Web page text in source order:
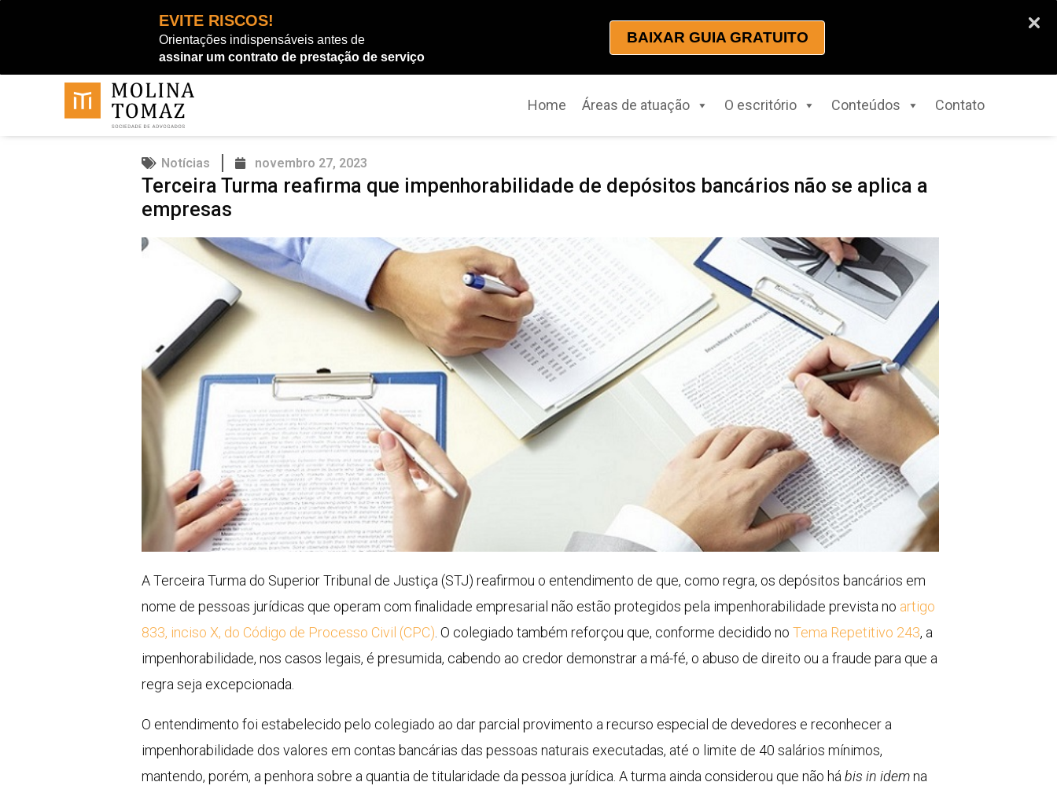
EVITE RISCOS!
Orientações indispensáveis antes de
assinar um contrato de prestação de serviço
BAIXAR GUIA GRATUITO
conteúdo
Home Áreas de atuação O escritório Conteúdos Contato
Notícias novembro 27, 2023
Terceira Turma reafirma que impenhorabilidade de depósitos bancários não se aplica a
empresas
​A Terceira Turma do Superior Tribunal de Justiça (STJ) reafirmou o entendimento de que, como regra, os depósitos bancários em
nome de pessoas jurídicas que operam com finalidade empresarial não estão protegidos pela impenhorabilidade prevista no artigo
833, inciso X, do Código de Processo Civil (CPC). O colegiado também reforçou que, conforme decidido no Tema Repetitivo 243, a
impenhorabilidade, nos casos legais, é presumida, cabendo ao credor demonstrar a má-fé, o abuso de direito ou a fraude para que a
regra seja excepcionada.
O entendimento foi estabelecido pelo colegiado ao dar parcial provimento arecurso especial de devedores e reconhecer a
impenhorabilidade dos valores em contas bancárias das pessoas naturais executadas, até o limite de 40 salários mínimos,
mantendo, porém, a penhora sobre a quantia de titularidade da pessoa jurídica. A turma ainda considerou que não hábis in idemna